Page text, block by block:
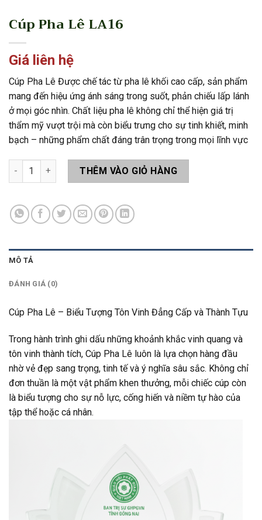
Cúp Pha Lê LA16
Giá liên hệ
Cúp Pha Lê Được chế tác từ pha lê khối cao cấp, sản phẩm
mang đến hiệu ứng ánh sáng trong suốt, phản chiếu lấp lánh
ở mọi góc nhìn. Chất liệu pha lê không chỉ thể hiện giá trị
thẩm mỹ vượt trội mà còn biểu trưng cho sự tinh khiết, minh
bạch – những phẩm chất đáng trân trọng trong mọi lĩnh vực
Cúp Pha Lê LA16 số lượngTHÊM VÀO GIỎ HÀNG
MÔ TẢ
ĐÁNH GIÁ (0)
Cúp Pha Lê – Biểu Tượng Tôn Vinh Đẳng Cấp và Thành Tựu
Trong hành trình ghi dấu những khoảnh khắc vinh quang và
tôn vinh thành tích, Cúp Pha Lê luôn là lựa chọn hàng đầu
nhờ vẻ đẹp sang trọng, tinh tế và ý nghĩa sâu sắc. Không chỉ
đơn thuần là một vật phẩm khen thưởng, mỗi chiếc cúp còn
là biểu tượng cho sự nỗ lực, cống hiến và niềm tự hào của
tập thể hoặc cá nhân.